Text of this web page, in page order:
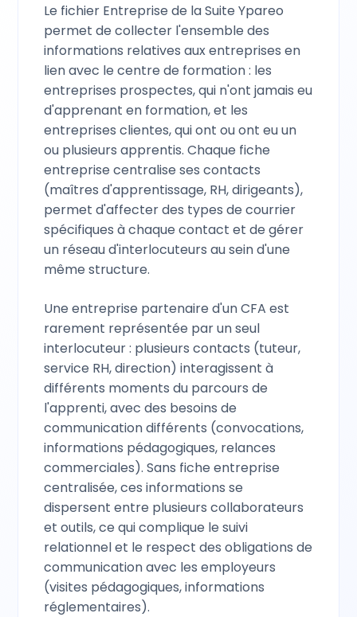
Le fichier Entreprise de la Suite Ypareo
permet de collecter l'ensemble des
informations relatives aux entreprises en
lien avec le centre de formation : les
entreprises prospectes, qui n'ont jamais eu
d'apprenant en formation, et les
entreprises clientes, qui ont ou ont eu un
ou plusieurs apprentis. Chaque fiche
entreprise centralise ses contacts
(maîtres d'apprentissage, RH, dirigeants),
permet d'affecter des types de courrier
spécifiques à chaque contact et de gérer
un réseau d'interlocuteurs au sein d'une
même structure.
Une entreprise partenaire d'un CFA est
rarement représentée par un seul
interlocuteur : plusieurs contacts (tuteur,
service RH, direction) interagissent à
différents moments du parcours de
l'apprenti, avec des besoins de
communication différents (convocations,
informations pédagogiques, relances
commerciales). Sans fiche entreprise
centralisée, ces informations se
dispersent entre plusieurs collaborateurs
et outils, ce qui complique le suivi
relationnel et le respect des obligations de
communication avec les employeurs
(visites pédagogiques, informations
réglementaires).